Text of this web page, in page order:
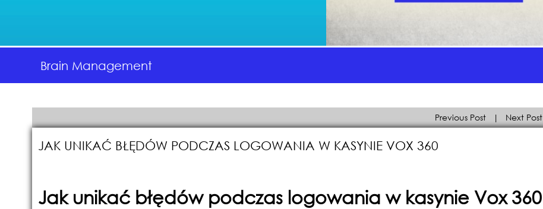
Brain Management
Previous Post | Next Post
JAK UNIKAĆ BŁĘDÓW PODCZAS LOGOWANIA W KASYNIE VOX 360
Jak unikać błędów podczas logowania w kasynie Vox 360